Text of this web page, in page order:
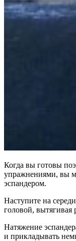
Когда вы готовы
упражнениями, вы
эспандером.
Наступите на
головой, вытягивая
Натяжение
и прикладывать